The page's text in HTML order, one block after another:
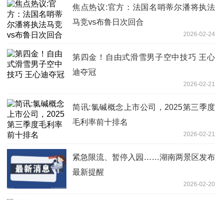
焦点热议:官方：法国名哨蒂尔潘将执法
马竞vs布鲁日次回合
2026-02-24
第四金！自由式滑雪男子空中技巧 王心
迪夺冠
2026-02-21
简讯:氯碱概念上市公司，2025第三季度
毛利率前十排名
2026-02-21
紧急限流、暂停入园……湖南两景区发布
最新提醒
2026-02-20